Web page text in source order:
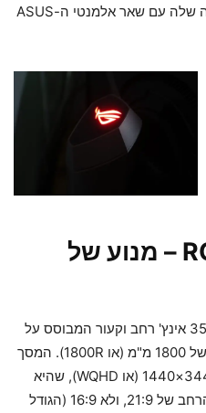
Sync, ולסנכרן את אפקטי התאורה שלה עם שאר אלמנטי ה-ASUS
ROG Swift PG35V – מנוע של
ה-ROG Swift PG35V הוא מסך 35 אינץ' רחב וקעור המבוסס על
פאנל VA קעור, עם רדיוס קעירות של 1800 מ"מ (או 1800R). המסך
תומך ברזולוציה מקסימלית של 3440×1440 (או WQHD), שהיא
בעצם רזולוציית 2K, רק בפורמט הרחב של 21:9, ולא 16:9 (הגודל